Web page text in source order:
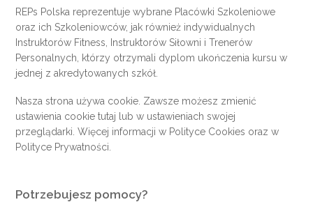
REPs Polska reprezentuje wybrane Placówki Szkoleniowe
oraz ich Szkoleniowców, jak również indywidualnych
Instruktorów Fitness, Instruktorów Siłowni i Trenerów
Personalnych, którzy otrzymali dyplom ukończenia kursu w
jednej z akredytowanych szkół.
Nasza strona używa cookie. Zawsze możesz zmienić
ustawienia cookietutaj lub w ustawieniach swojej
przeglądarki. Więcej informacji w Polityce Cookies oraz w
Polityce Prywatności
Potrzebujesz pomocy?